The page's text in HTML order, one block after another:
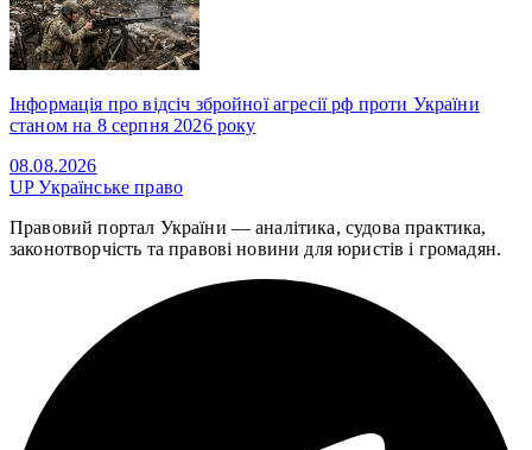
Інформація про відсіч збройної агресії рф проти України
станом на 8 серпня 2026 року
08.08.2026
UPУкраїнське право
Правовий портал України — аналітика, судова практика,
законотворчість та правові новини для юристів і громадян.